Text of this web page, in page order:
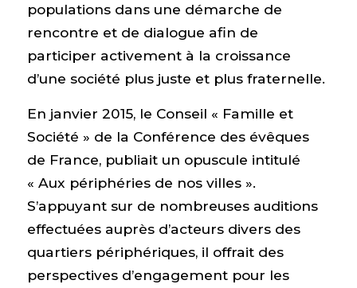
populations dans une démarche de
rencontre et de dialogue afin de
participer activement à la croissance
d’une société plus juste et plus fraternelle.
En janvier 2015, le Conseil « Famille et
Société » de la Conférence des évêques
de France, publiait un opuscule intitulé
« Aux périphéries de nos villes ».
S’appuyant sur de nombreuses auditions
effectuées auprès d’acteurs divers des
quartiers périphériques, il offrait des
perspectives d’engagement pour les